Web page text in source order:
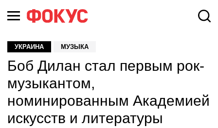
УКРАИНА МУЗЫКА
Боб Дилан стал первым рок-
музыкантом,
номинированным Академией
искусств и литературы